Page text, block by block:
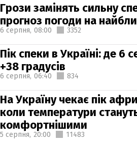
Грози замінять сильну
прогноз погоди на
6 серпня, 08:00 3352
Пік спеки в Україні: де 6
+38 градусів
6 серпня, 06:40 834
На Україну чекає пік
коли температури
комфортнішими
5 серпня, 20:00 11483